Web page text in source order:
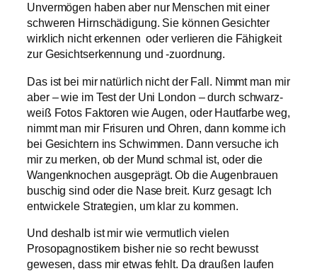
Unvermögen haben aber nur Menschen mit einer
schweren Hirnschädigung. Sie können Gesichter
wirklich nicht erkennen oder verlieren die Fähigkeit
zur Gesichtserkennung und -zuordnung.
Das ist bei mir natürlich nicht der Fall. Nimmt man mir
aber – wie im Test der Uni London – durch schwarz-
weiß Fotos Faktoren wie Augen, oder Hautfarbe weg,
nimmt man mir Frisuren und Ohren, dann komme ich
bei Gesichtern ins Schwimmen. Dann versuche ich
mir zu merken, ob der Mund schmal ist, oder die
Wangenknochen ausgeprägt. Ob die Augenbrauen
buschig sind oder die Nase breit. Kurz gesagt: Ich
entwickele Strategien, um klar zu kommen.
Und deshalb ist mir wie vermutlich vielen
Prosopagnostikern bisher nie so recht bewusst
gewesen, dass mir etwas fehlt. Da draußen laufen